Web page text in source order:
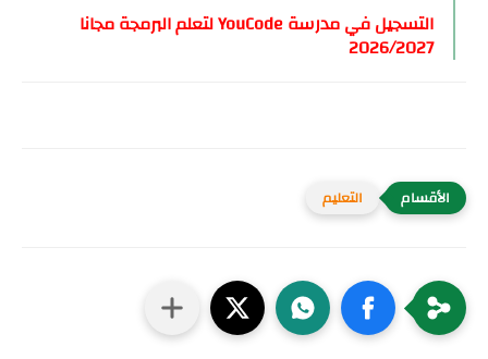
التسجيل في مدرسة YouCode لتعلم البرمجة مجانا
2026/2027
التعليم